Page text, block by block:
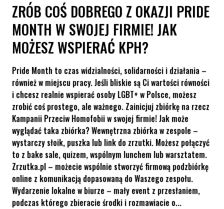
ZRÓB COŚ DOBREGO Z OKAZJI PRIDE
MONTH W SWOJEJ FIRMIE! JAK
MOŻESZ WSPIERAĆ KPH?
Pride Month to czas widzialności, solidarności i działania –
również w miejscu pracy. Jeśli bliskie są Ci wartości równości
i chcesz realnie wspierać osoby LGBT+ w Polsce, możesz
zrobić coś prostego, ale ważnego. Zainicjuj zbiórkę na rzecz
Kampanii Przeciw Homofobii w swojej firmie! Jak może
wyglądać taka zbiórka? Wewnętrzna zbiórka w zespole –
wystarczy słoik, puszka lub link do zrzutki. Możesz połączyć
to z bake sale, quizem, wspólnym lunchem lub warsztatem.
Zrzutka.pl – możecie wspólnie stworzyć firmową podzbiórkę
online z komunikacją dopasowaną do Waszego zespołu.
Wydarzenie lokalne w biurze – mały event z przesłaniem,
podczas którego zbieracie środki i rozmawiacie o...